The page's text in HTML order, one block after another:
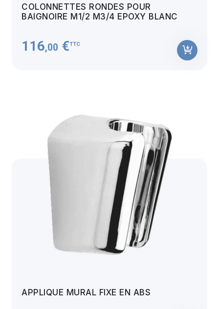
COLONNETTES RONDES POUR
BAIGNOIRE M1/2 M3/4 EPOXY BLANC
116,00 €TTC
APPLIQUE MURAL FIXE EN ABS